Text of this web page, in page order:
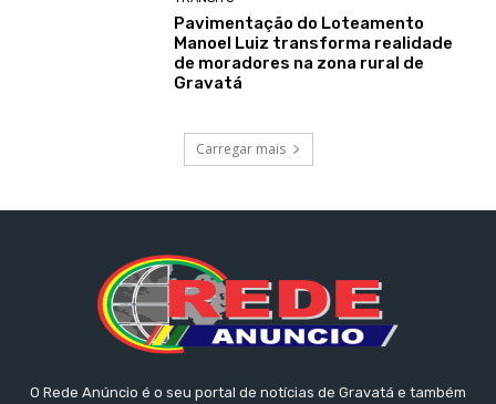
Pavimentação do Loteamento
Manoel Luiz transforma realidade
de moradores na zona rural de
Gravatá
Carregar mais
O Rede Anúncio é o seu portal de notícias de Gravatá e também